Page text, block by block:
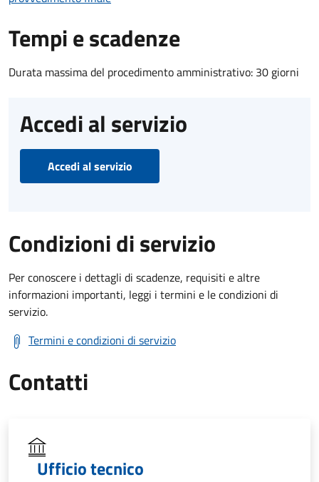
Tempi e scadenze
Durata massima del procedimento amministrativo: 30 giorni
Accedi al servizio
Accedi al servizio
Condizioni di servizio
Per conoscere i dettagli di scadenze, requisiti e altre
informazioni importanti, leggi i termini e le condizioni di
servizio.
Termini e condizioni di servizio
Contatti
Ufficio tecnico